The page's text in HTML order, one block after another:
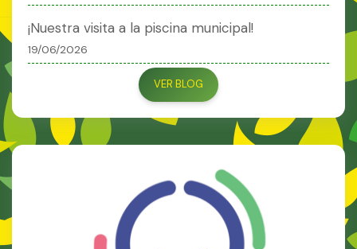
¡Nuestra visita a la piscina municipal!
19/06/2026
VER BLOG